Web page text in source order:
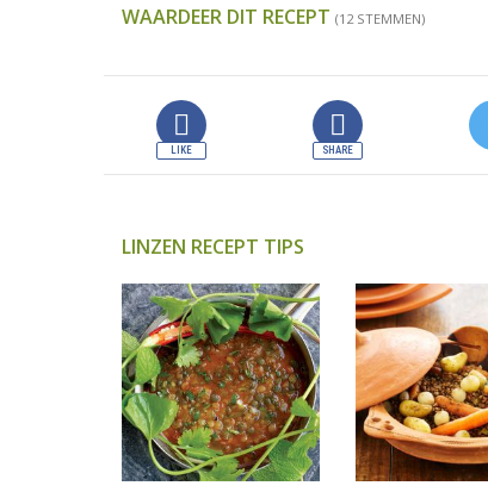
WAARDEER DIT RECEPT (12 STEMMEN)
LINZEN RECEPT TIPS